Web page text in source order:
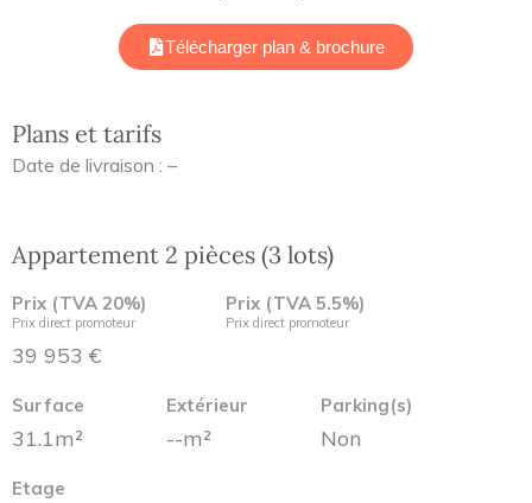
Télécharger plan & brochure
Plans et tarifs
Date de livraison : –
Appartement 2 pièces (3 lots)
Prix (TVA 20%)
Prix direct promoteur
39 953 €
Prix (TVA 5.5%)
Prix direct promoteur
Surface
31.1m²
Extérieur
--m²
Parking(s)
Non
Etage